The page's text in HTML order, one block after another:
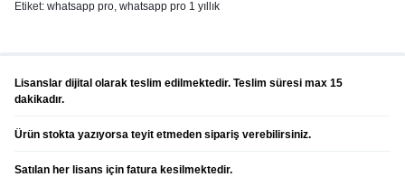
Etiket: whatsapp pro, whatsapp pro 1 yıllık
Lisanslar dijital olarak teslim edilmektedir. Teslim süresi max 15
dakikadır.
Ürün stokta yazıyorsa teyit etmeden sipariş verebilirsiniz.
Satılan her lisans için fatura kesilmektedir.